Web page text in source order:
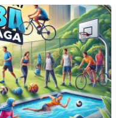
masih banyak
yang
ini sangat penting